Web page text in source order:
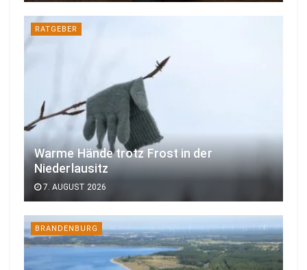
RATGEBER
Warme Hände trotz Frost in der
Niederlausitz
7. AUGUST 2026
BRANDENBURG